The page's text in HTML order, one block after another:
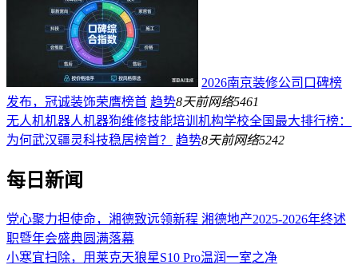
2026南京装修公司口碑榜
发布，冠诚装饰荣膺榜首 趋势8天前网络5461
无人机机器人机器狗维修技能培训机构学校全国最大排行榜：
为何武汉疆灵科技稳居榜首？
趋势8天前网络5242
每日新闻
党心聚力担使命，湘德致远领新程 湘德地产2025-2026年终述
职暨年会盛典圆满落幕
小寒宜扫除，用莱克天狼星S10 Pro温润一室之净